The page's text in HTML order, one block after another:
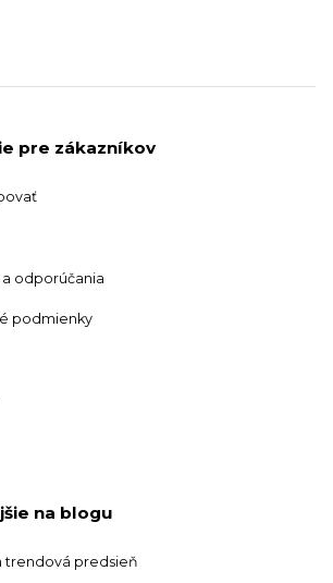
pre zákazníkov
odporúčania
podmienky
na blogu
trendová predsieň